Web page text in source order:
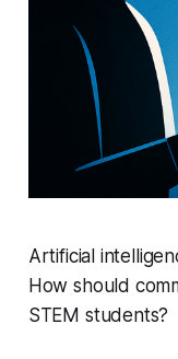
Artificial
How should
STEM students?